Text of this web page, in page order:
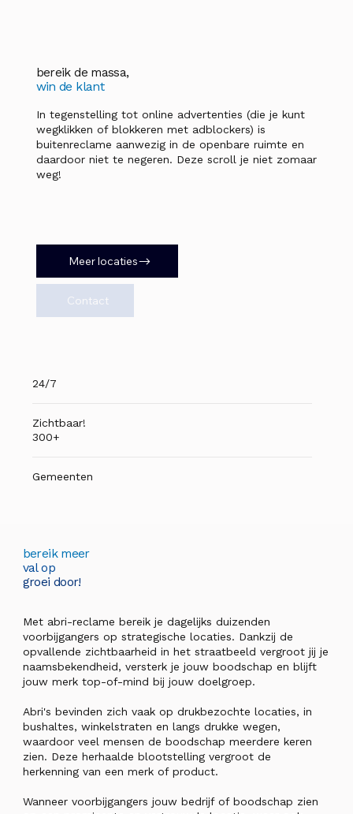
bereik de massa,
win de klant
In tegenstelling tot online advertenties (die je kunt
wegklikken of blokkeren met adblockers) is
buitenreclame aanwezig in de openbare ruimte en
daardoor niet te negeren. Deze scroll je niet zomaar
weg!
Meer locaties
Contact
24/7
Zichtbaar!
300+
Gemeenten
bereik meer
val op
groei door!
Met abri-reclame bereik je dagelijks duizenden
voorbijgangers op strategische locaties. Dankzij de
opvallende zichtbaarheid in het straatbeeld vergroot jij je
naamsbekendheid, versterk je jouw boodschap en blijft
jouw merk top-of-mind bij jouw doelgroep.
Abri's bevinden zich vaak op drukbezochte locaties, in
bushaltes, winkelstraten en langs drukke wegen,
waardoor veel mensen de boodschap meerdere keren
zien. Deze herhaalde blootstelling vergroot de
herkenning van een merk of product.
Wanneer voorbijgangers jouw bedrijf of boodschap zien